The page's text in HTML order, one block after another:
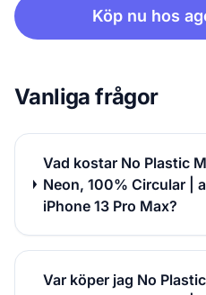
Köp nu hos
Vanliga frågor
Vad kostar No Plastic
Neon, 100% Circular |
iPhone 13 Pro Max?
Var köper jag No